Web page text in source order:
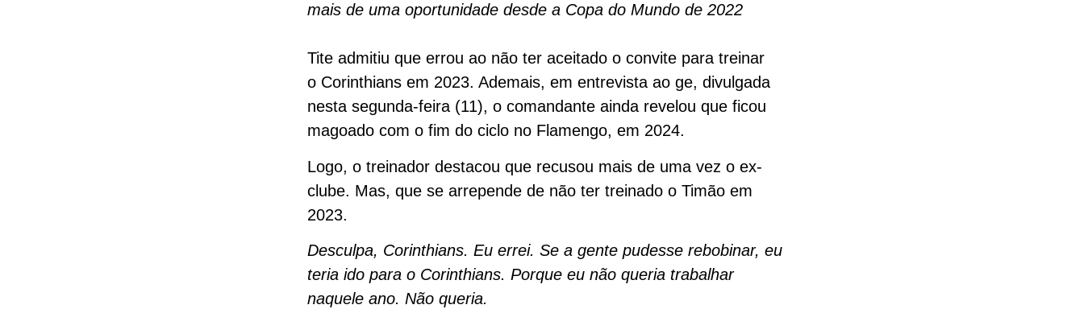
mais de uma oportunidade desde a Copa do Mundo de 2022
Tite admitiu que errou ao não ter aceitado o convite para treinar
o Corinthians em 2023. Ademais, em entrevista ao ge, divulgada
nesta segunda-feira (11), o comandante ainda revelou que ficou
magoado com o fim do ciclo no Flamengo, em 2024.
Logo, o treinador destacou que recusou mais de uma vez o ex-
clube. Mas, que se arrepende de não ter treinado o Timão em
2023.
Desculpa, Corinthians. Eu errei. Se a gente pudesse rebobinar, eu
teria ido para o Corinthians. Porque eu não queria trabalhar
naquele ano. Não queria.